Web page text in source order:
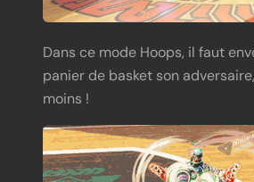
Dans ce mode Hoops, il faut
panier de basket son
moins !